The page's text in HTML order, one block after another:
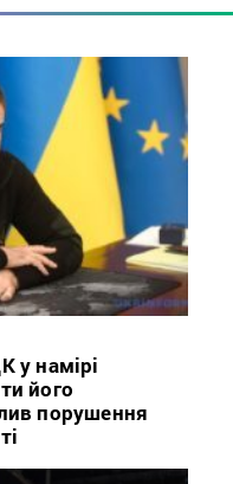
у намірі
його
порушення